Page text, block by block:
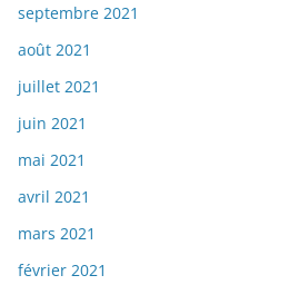
septembre 2021
août 2021
juillet 2021
juin 2021
mai 2021
avril 2021
mars 2021
février 2021